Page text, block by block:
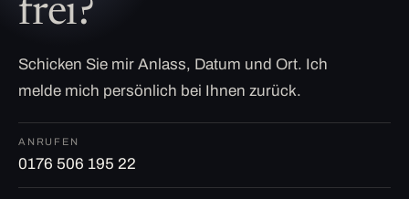
frei?
Schicken Sie mir Anlass, Datum und Ort. Ich
melde mich persönlich bei Ihnen zurück.
ANRUFEN
0176 506 195 22